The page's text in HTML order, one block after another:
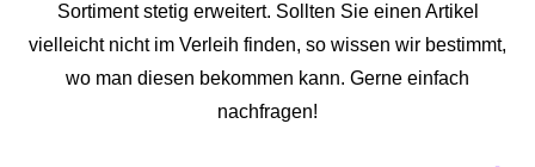
Sortiment stetig erweitert. Sollten Sie einen Artikel
vielleicht nicht im Verleih finden, so wissen wir bestimmt,
wo man diesen bekommen kann. Gerne einfach
nachfragen!